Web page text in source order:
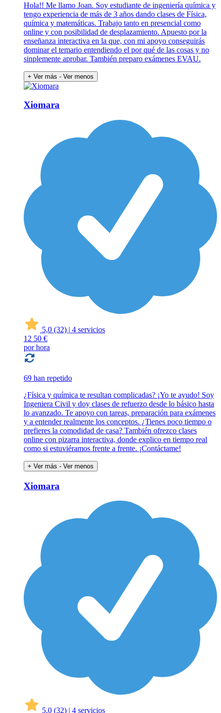
Hola!! Me llamo Joan. Soy estudiante de ingeniería química y
tengo experiencia de más de 3 años dando clases de Física,
química y matemáticas. Trabajo tanto en presencial como
online y con posibilidad de desplazamiento. Apuesto por la
enseñanza interactiva en la que, con mi apoyo conseguirás
dominar el temario entendiendo el por qué de las cosas y no
sinplemente aprobar. También preparo exámenes EVAU.
+ Ver más - Ver menos
Xiomara
5,0 (32) | 4 servicios
12 50 €
por hora
69 han repetido
¿Física y química te resultan complicadas? ¡Yo te ayudo! Soy
Ingeniera Civil y doy clases de refuerzo desde lo básico hasta
lo avanzado. Te apoyo con tareas, preparación para exámenes
y a entender realmente los conceptos. ¿Tienes poco tiempo o
prefieres la comodidad de casa? También ofrezco clases
online con pizarra interactiva, donde explico en tiempo real
como si estuviéramos frente a frente. ¡Contáctame!
+ Ver más - Ver menos
Xiomara
5,0 (32) | 4 servicios